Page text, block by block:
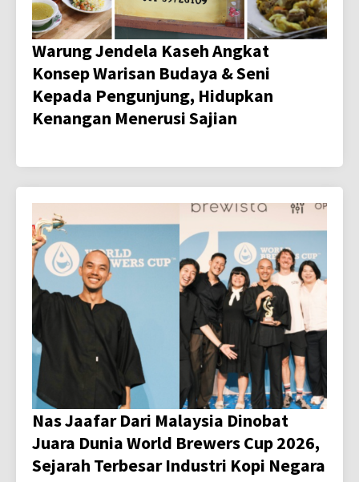
Warung Jendela Kaseh Angkat
Konsep Warisan Budaya & Seni
Kepada Pengunjung, Hidupkan
Kenangan Menerusi Sajian
Nas Jaafar Dari Malaysia Dinobat
Juara Dunia World Brewers Cup 2026,
Sejarah Terbesar Industri Kopi Negara